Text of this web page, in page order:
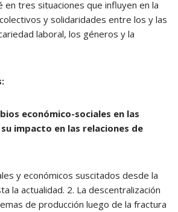
en tres situaciones que influyen en la
y solidaridades entre los y las
laboral, los géneros y la
económico-sociales en las
impacto en las relaciones de
y económicos suscitados desde la
la actualidad. 2. La descentralización
de producción luego de la fractura